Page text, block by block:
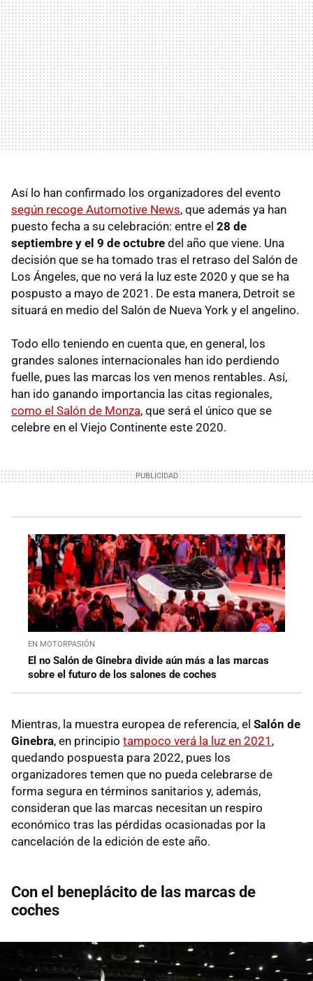
Así lo han confirmado los organizadores del evento
según recoge Automotive News, que además ya han
puesto fecha a su celebración: entre el 28 de
septiembre y el 9 de octubre del año que viene. Una
decisión que se ha tomado tras el retraso del Salón de
Los Ángeles, que no verá la luz este 2020 y que se ha
pospusto a mayo de 2021. De esta manera, Detroit se
situará en medio del Salón de Nueva York y el angelino.
Todo ello teniendo en cuenta que, en general, los
grandes salones internacionales han ido perdiendo
fuelle, pues las marcas los ven menos rentables. Así,
han ido ganando importancia las citas regionales,
como el Salón de Monza, que será el único que se
celebre en el Viejo Continente este 2020.
EN MOTORPASIÓN
El no Salón de Ginebra divide aún más a las marcas
sobre el futuro de los salones de coches
Mientras, la muestra europea de referencia, el Salón de
Ginebra, en principio tampoco verá la luz en 2021 ,
quedando pospuesta para 2022, pues los
organizadores temen que no pueda celebrarse de
forma segura en términos sanitarios y, además,
consideran que las marcas necesitan un respiro
económico tras las pérdidas ocasionadas por la
cancelación de la edición de este año.
Con el beneplácito de las marcas de
coches